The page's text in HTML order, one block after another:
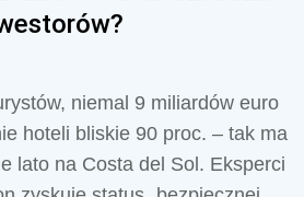
niemal 9 miliardów euro
hoteli bliskie 90 proc. – tak ma
lato na Costa del Sol. Eksperci